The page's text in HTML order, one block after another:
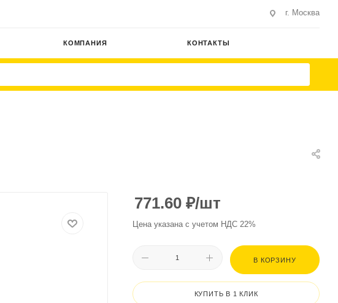
г. Москва
КОМПАНИЯ КОНТАКТЫ
771.60 ₽/шт
Цена указана с учетом НДС 22%
В КОРЗИНУ
КУПИТЬ В 1 КЛИК